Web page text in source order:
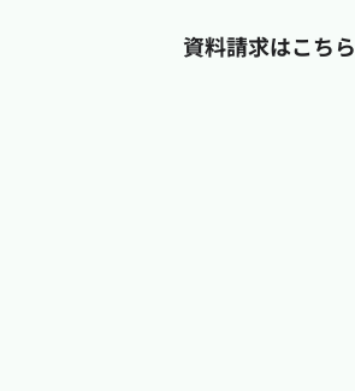
資料請求はこちら